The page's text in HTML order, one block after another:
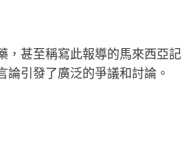
，甚至稱寫此報導的馬來西亞記
引發了廣泛的爭議和討論。